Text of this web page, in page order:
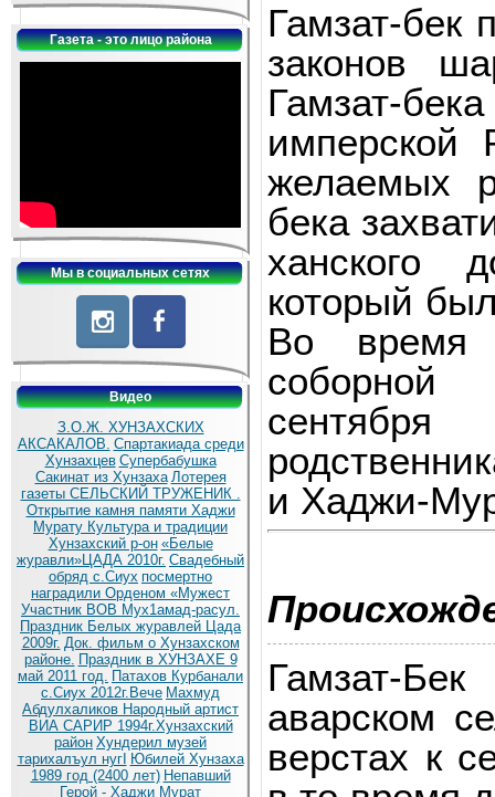
Газета - это лицо района
Мы в социальных сетях
Видео
З.О.Ж. ХУНЗАХСКИХ
АКСАКАЛОВ. Спартакиада среди
Хунзахцев Супербабушка
Сакинат из Хунзаха Лотерея
газеты СЕЛЬСКИЙ ТРУЖЕНИК .
Открытие камня памяти Хаджи
Мурату Культура и традиции
Хунзахский р-он «Белые
журавли»ЦАДА 2010г. Cвадебный
обряд c.Сиух посмертно
наградили Орденом «Мужест
Участник ВОВ Мух1амад-расул.
Праздник Белых журавлей Цада
2009г. Док. фильм о Хунзахском
районе. Праздник в ХУНЗАХЕ 9
май 2011 год. Патахов Курбанали
с.Сиух 2012г.Вече Махмуд
Абдулхаликов Народный артист
ВИА САРИР 1994г.Хунзахский
район Хундерил музей
тарихалъул нугI Юбилей Хунзаха
1989 год (2400 лет) Непавший
Герой - Хаджи Мурат
Гамзат-бек
законов
Гамзат-
имперской
желаемых
бека
ханского
который
Во время
сентября
и Хаджи-
Гамзат-
аварском
верстах к